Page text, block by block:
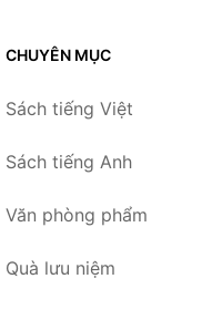
CHUYÊN MỤC
Sách tiếng Việt
Sách tiếng Anh
Văn phòng phẩm
Quà lưu niệm